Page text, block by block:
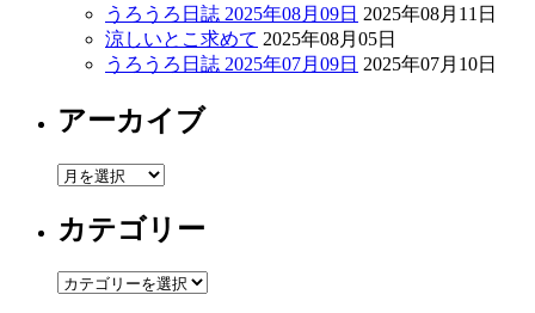
うろうろ日誌 2025年08月09日 2025年08月11日
涼しいとこ求めて 2025年08月05日
うろうろ日誌 2025年07月09日 2025年07月10日
アーカイブ
ア
カ
イ
ブ
カテゴリー
カ